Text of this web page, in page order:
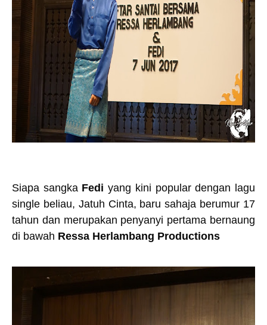
Siapa sangka Fediyang kini popular dengan lagu
single beliau, Jatuh Cinta, baru sahaja berumur 17
tahun dan merupakan penyanyi pertama bernaung
di bawah Ressa Herlambang Productions